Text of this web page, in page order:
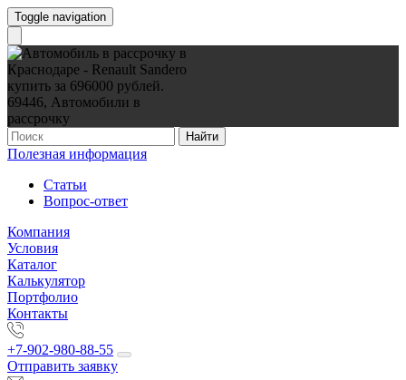
Toggle navigation
Найти
Полезная информация
Статьи
Вопрос-ответ
Компания
Условия
Каталог
Калькулятор
Портфолио
Контакты
+7-902-980-88-55
Отправить заявку